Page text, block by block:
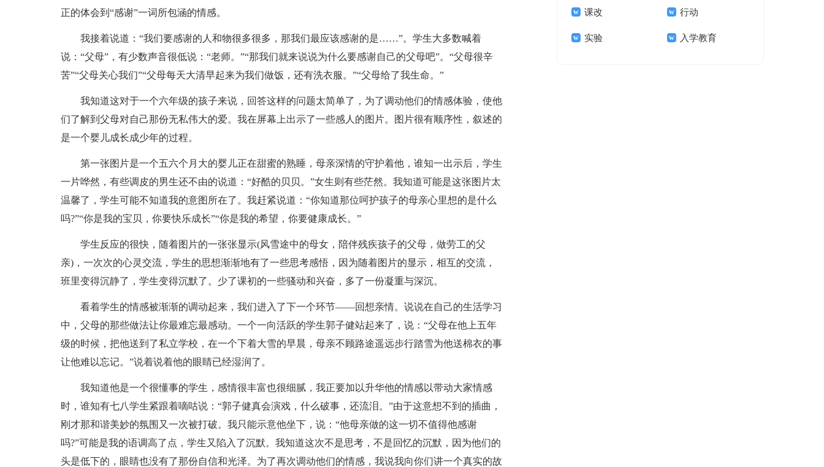
正的体会到“感谢”一词所包涵的情感。
我接着说道：“我们要感谢的人和物很多很多，那我们最应该感谢的是……”。学生大多数喊着
说：“父母”，有少数声音很低说：“老师。”“那我们就来说说为什么要感谢自己的父母吧”。“父母很辛
苦”“父母关心我们”“父母每天大清早起来为我们做饭，还有洗衣服。”“父母给了我生命。”
我知道这对于一个六年级的孩子来说，回答这样的问题太简单了，为了调动他们的情感体验，使他
们了解到父母对自己那份无私伟大的爱。我在屏幕上出示了一些感人的图片。图片很有顺序性，叙述的
是一个婴儿成长成少年的过程。
第一张图片是一个五六个月大的婴儿正在甜蜜的熟睡，母亲深情的守护着他，谁知一出示后，学生
一片哗然，有些调皮的男生还不由的说道：“好酷的贝贝。”女生则有些茫然。我知道可能是这张图片太
温馨了，学生可能不知道我的意图所在了。我赶紧说道：“你知道那位呵护孩子的母亲心里想的是什么
吗?”“你是我的宝贝，你要快乐成长”“你是我的希望，你要健康成长。”
学生反应的很快，随着图片的一张张显示(风雪途中的母女，陪伴残疾孩子的父母，做劳工的父
亲)，一次次的心灵交流，学生的思想渐渐地有了一些思考感悟，因为随着图片的显示，相互的交流，
班里变得沉静了，学生变得沉默了。少了课初的一些骚动和兴奋，多了一份凝重与深沉。
看着学生的情感被渐渐的调动起来，我们进入了下一个环节——回想亲情。说说在自己的生活学习
中，父母的那些做法让你最难忘最感动。一个一向活跃的学生郭子健站起来了，说：“父母在他上五年
级的时候，把他送到了私立学校，在一个下着大雪的早晨，母亲不顾路途遥远步行踏雪为他送棉衣的事
让他难以忘记。”说着说着他的眼睛已经湿润了。
我知道他是一个很懂事的学生，感情很丰富也很细腻，我正要加以升华他的情感以带动大家情感
时，谁知有七八学生紧跟着嘀咕说：“郭子健真会演戏，什么破事，还流泪。”由于这意想不到的插曲，
刚才那和谐美妙的氛围又一次被打破。我只能示意他坐下，说：“他母亲做的这一切不值得他感谢
吗?”可能是我的语调高了点，学生又陷入了沉默。我知道这次不是思考，不是回忆的沉默，因为他们的
头是低下的，眼睛也没有了那份自信和光泽。为了再次调动他们的情感，我说我向你们讲一个真实的故
课改 行动
实验 入学教育